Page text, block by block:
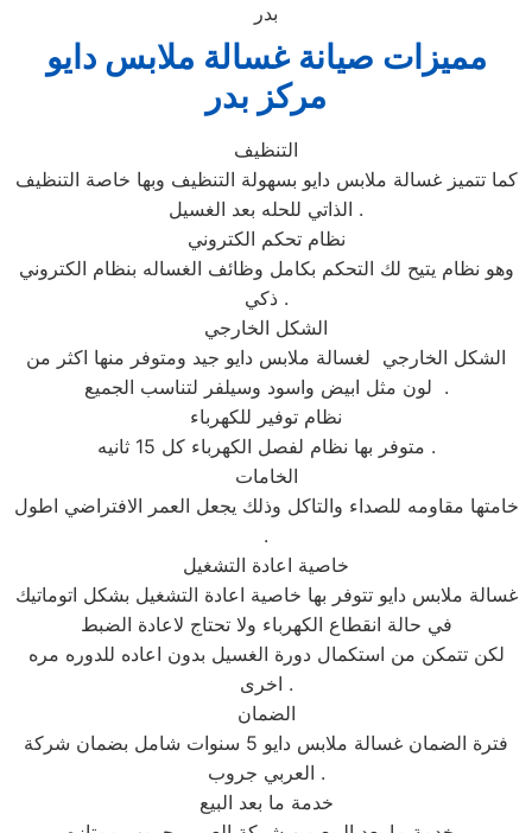
بدر
مميزات صيانة غسالة ملابس دايو
مركز بدر
التنظيف
كما تتميز غسالة ملابس دايو بسهولة التنظيف وبها خاصة التنظيف
الذاتي للحله بعد الغسيل .
نظام تحكم الكتروني
وهو نظام يتيح لك التحكم بكامل وظائف الغساله بنظام الكتروني
ذكي .
الشكل الخارجي
الشكل الخارجي لغسالة ملابس دايو جيد ومتوفر منها اكثر من
لون مثل ابيض واسود وسيلفر لتناسب الجميع .
نظام توفير للكهرباء
متوفر بها نظام لفصل الكهرباء كل 15 ثانيه .
الخامات
خامتها مقاومه للصداء والتاكل وذلك يجعل العمر الافتراضي اطول
.
خاصية اعادة التشغيل
غسالة ملابس دايو تتوفر بها خاصية اعادة التشغيل بشكل اتوماتيك
في حالة انقطاع الكهرباء ولا تحتاج لاعادة الضبط
لكن تتمكن من استكمال دورة الغسيل بدون اعاده للدوره مره
اخرى .
الضمان
فترة الضمان غسالة ملابس دايو 5 سنوات شامل بضمان شركة
العربي جروب .
خدمة ما بعد البيع